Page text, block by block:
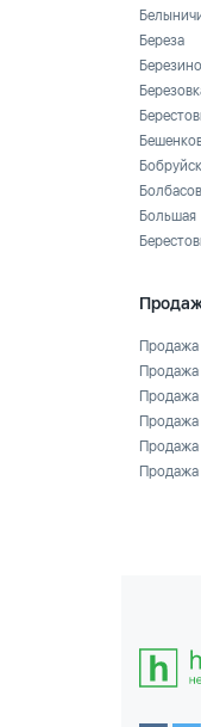
Береза
Березино
Бобруйск
Большая
Продажа
Продажа
Продажа
Продажа
Продажа